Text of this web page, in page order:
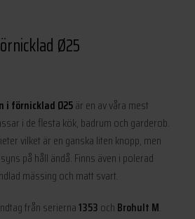
Ø25
i förnicklad Ø25är en av våra mest
i de flesta kök, badrum och garderob.
vilket är en ganska liten knopp, men
på håll ändå. Finns även i polerad
mässing och matt svart.
från serierna1353 och Brohult M.